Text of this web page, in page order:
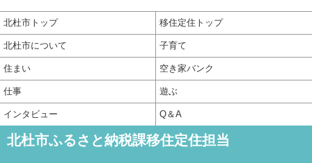
北杜市トップ 移住定住トップ
北杜市について 子育て
住まい 空き家バンク
仕事 遊ぶ
インタビュー Q＆A
北杜市ふるさと納税課移住定住担当